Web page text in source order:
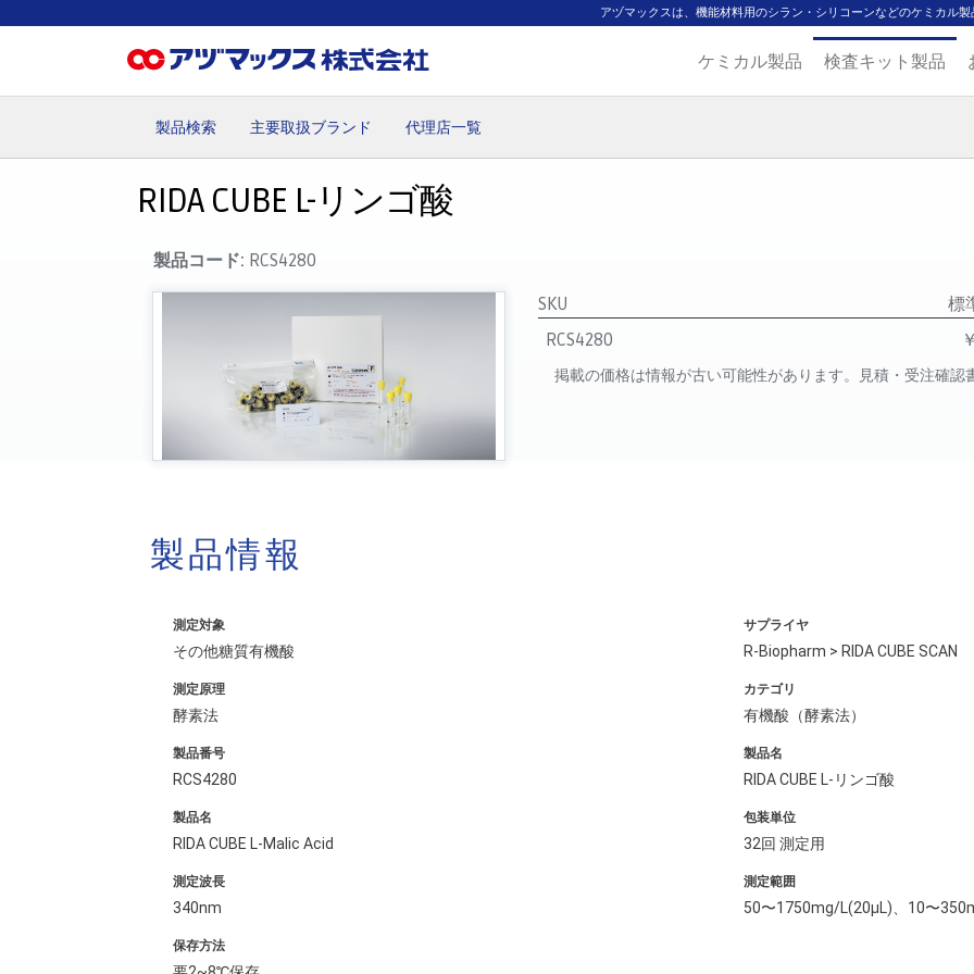
アヅマックスは、機能材料用のシラン・シリコーンなどのケミカル
ケミカル製品 検査キット製品
製品検索 主要取扱ブランド 代理店一覧
RIDA CUBE L-リンゴ酸
製品コード: RCS4280
SKU
標
RCS4280
掲載の価格は情報が古い可能性があります。見積・受注確認
製品情報
測定対象
その他糖質有機酸
サプライヤ
R-Biopharm > RIDA CUBE SCAN
測定原理
酵素法
カテゴリ
有機酸（酵素法）
製品番号
RCS4280
製品名
RIDA CUBE L-リンゴ酸
製品名
RIDA CUBE L-Malic Acid
包装単位
32回 測定用
測定波長
340nm
測定範囲
50〜1750mg/L(20μL)、10〜
保存方法